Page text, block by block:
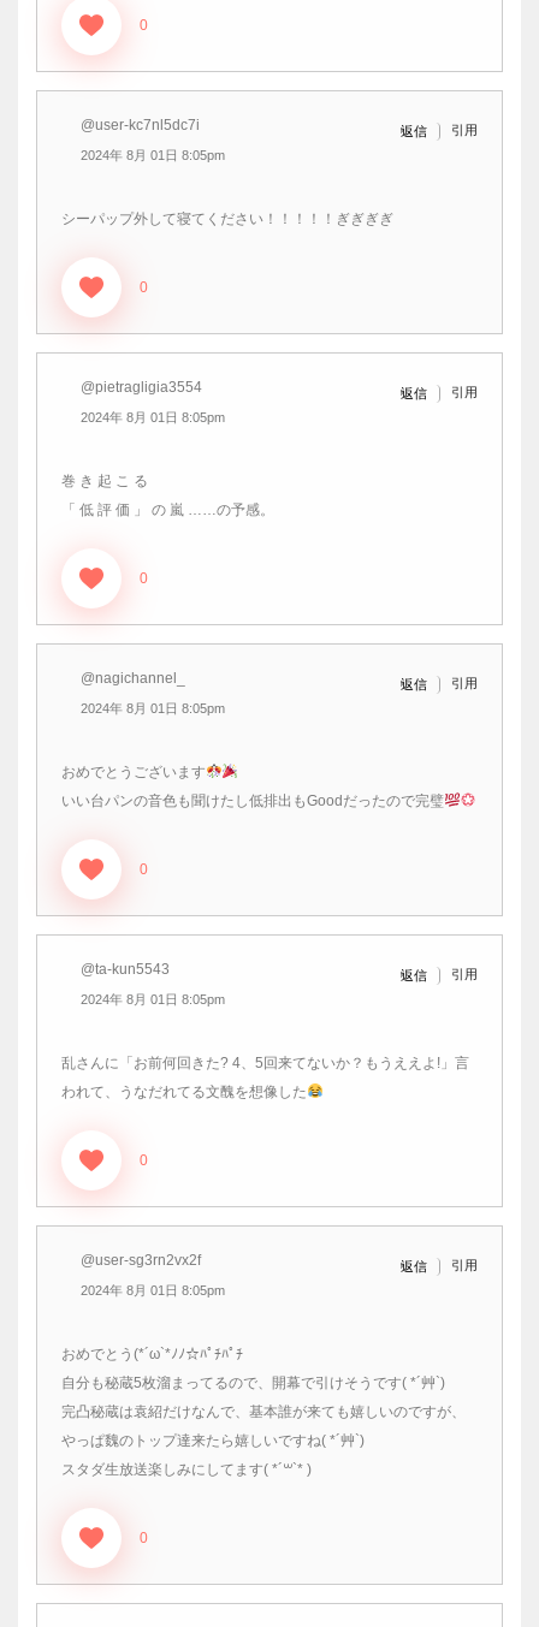
0
@user-kc7nl5dc7i
2024年 8月 01日 8:05pm
返信 引用
シーパップ外して寝てください！！！！！ぎぎぎぎ
0
@pietragligia3554
2024年 8月 01日 8:05pm
返信 引用
巻 き 起 こ る
「 低 評 価 」 の 嵐 ……の予感。
0
@nagichannel_
2024年 8月 01日 8:05pm
返信 引用
おめでとうございます
いい台パンの音色も聞けたし低排出もGoodだったので完璧
0
@ta-kun5543
2024年 8月 01日 8:05pm
返信 引用
乱さんに「お前何回きた? 4、5回来てないか？もうええよ!」言
われて、うなだれてる文醜を想像した
0
@user-sg3rn2vx2f
2024年 8月 01日 8:05pm
返信 引用
おめでとう(*´ω`*ﾉﾉ☆ﾊﾟﾁﾊﾟﾁ
自分も秘蔵5枚溜まってるので、開幕で引けそうです( *´艸`)
完凸秘蔵は袁紹だけなんで、基本誰が来ても嬉しいのですが、
やっぱ魏のトップ達来たら嬉しいですね( *´艸`)
スタダ生放送楽しみにしてます( *´꒳`* )
0